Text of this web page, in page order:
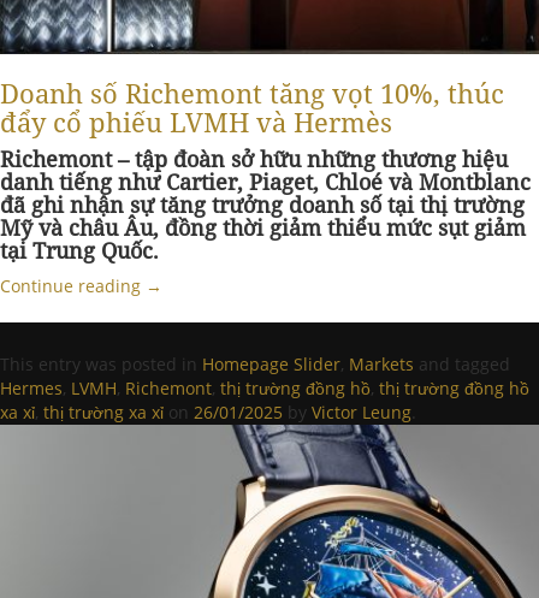
Doanh số Richemont tăng vọt 10%, thúc
đẩy cổ phiếu LVMH và Hermès
Richemont – tập đoàn sở hữu những thương hiệu
danh tiếng như Cartier, Piaget, Chloé và Montblanc
đã ghi nhận sự tăng trưởng doanh số tại thị trường
Mỹ và châu Âu, đồng thời giảm thiểu mức sụt giảm
tại Trung Quốc.
Continue reading →
This entry was posted in Homepage Slider, Markets and tagged
Hermes, LVMH, Richemont, thị trường đồng hồ, thị trường đồng hồ
xa xỉ, thị trường xa xỉ on 26/01/2025 by Victor Leung.